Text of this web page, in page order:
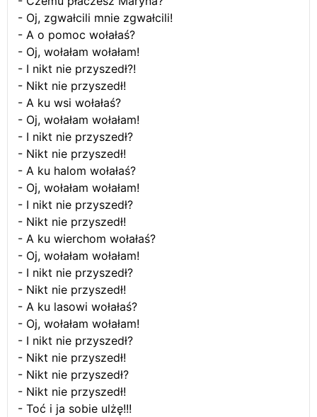
- Oj, zgwałcili mnie zgwałcili!
- A o pomoc wołałaś?
- Oj, wołałam wołałam!
- I nikt nie przyszedł?!
- Nikt nie przyszedł!
- A ku wsi wołałaś?
- Oj, wołałam wołałam!
- I nikt nie przyszedł?
- Nikt nie przyszedł!
- A ku halom wołałaś?
- Oj, wołałam wołałam!
- I nikt nie przyszedł?
- Nikt nie przyszedł!
- A ku wierchom wołałaś?
- Oj, wołałam wołałam!
- I nikt nie przyszedł?
- Nikt nie przyszedł!
- A ku lasowi wołałaś?
- Oj, wołałam wołałam!
- I nikt nie przyszedł?
- Nikt nie przyszedł!
- Nikt nie przyszedł?
- Nikt nie przyszedł!
- Toć i ja sobie ulżę!!!